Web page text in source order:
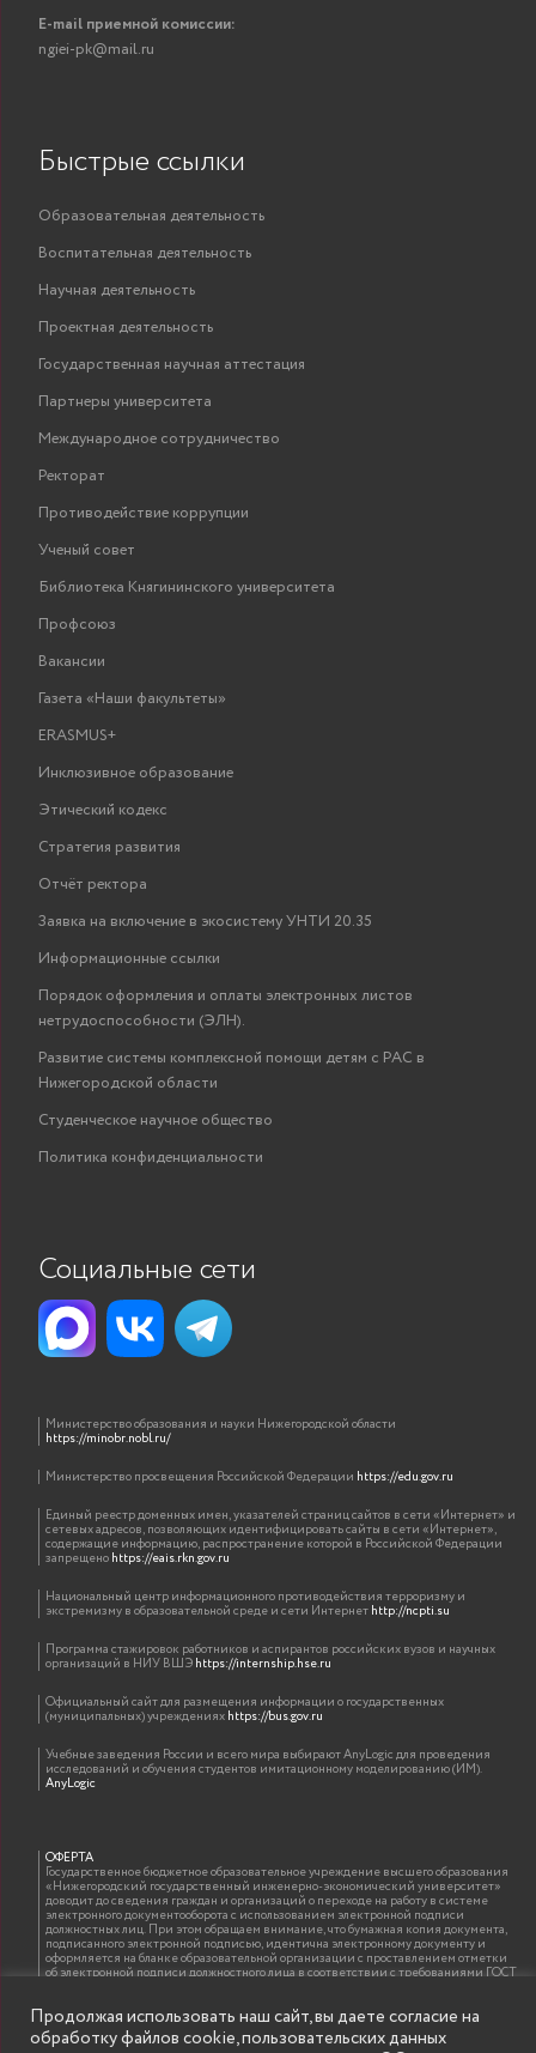
E-mail приемной комиссии:
ngiei-pk@mail.ru
Быстрые ссылки
Образовательная деятельность
Воспитательная деятельность
Научная деятельность
Проектная деятельность
Государственная научная аттестация
Партнеры университета
Международное сотрудничество
Ректорат
Противодействие коррупции
Ученый совет
Библиотека Княгининского университета
Профсоюз
Вакансии
Газета «Наши факультеты»
ERASMUS+
Инклюзивное образование
Этический кодекс
Стратегия развития
Отчёт ректора
Заявка на включение в экосистему УНТИ 20.35
Информационные ссылки
Порядок оформления и оплаты электронных листов
нетрудоспособности (ЭЛН).
Развитие системы комплексной помощи детям с РАС в
Нижегородской области
Студенческое научное общество
Политика конфиденциальности
Социальные сети
Министерство образования и науки Нижегородской области
https://minobr.nobl.ru/
Министерство просвещения Российской Федерации https://edu.gov.ru
Единый реестр доменных имен, указателей страниц сайтов в сети «Интернет» и
сетевых адресов, позволяющих идентифицировать сайты в сети «Интернет»,
содержащие информацию, распространение которой в Российской Федерации
запрещеноhttps://eais.rkn.gov.ru
Национальный центр информационного противодействия терроризму и
экстремизму в образовательной среде и сети Интернетhttp://ncpti.su
Программа стажировок работников и аспирантов российских вузов и научных
организаций в НИУ ВШЭhttps://internship.hse.ru
Официальный сайт для размещения информации о государственных
(муниципальных) учрежденияхhttps://bus.gov.ru
Учебные заведения России и всего мира выбирают AnyLogic для проведения
исследований и обучения студентов имитационному моделированию (ИМ).
AnyLogic
ОФЕРТА
Государственное бюджетное образовательное учреждение высшего образования
«Нижегородский государственный инженерно-экономический университет»
доводит до сведения граждан и организаций о переходе на работу в системе
электронного документооборота с использованием электронной подписи
должностных лиц. При этом обращаем внимание, что бумажная копия документа,
подписанного электронной подписью, идентична электронному документу и
оформляется на бланке образовательной организации с проставлением отметки
об электронной подписи должностного лица в соответствии с требованиями ГОСТ
Продолжая использовать наш сайт, вы даете согласие на
обработку файлов cookie, пользовательских данных